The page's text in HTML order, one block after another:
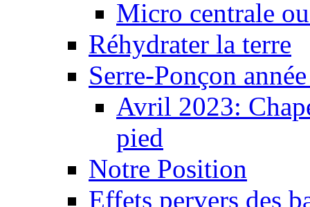
Micro centrale
Réhydrater la terre
Serre-Ponçon
Avril 2023:
pied
Notre Position
Effets pervers des